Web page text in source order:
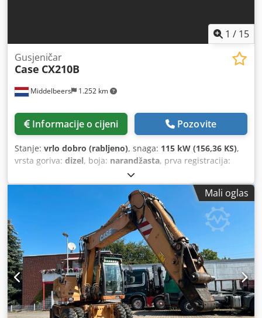
1 / 15
Middelbeers 1.252 km
Gusjeničar
Case CX210B
Informacije o cijeni Pozovite
Stanje: vrlo dobro (rabljeno), snaga: 115 kW (156,36 KS),
vrsta goriva: dizel, boja: narandžasta, prva registracija:
2012
Mali oglas